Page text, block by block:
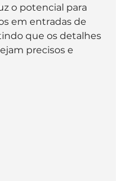
o potencial para
em entradas de
que os detalhes
precisos e